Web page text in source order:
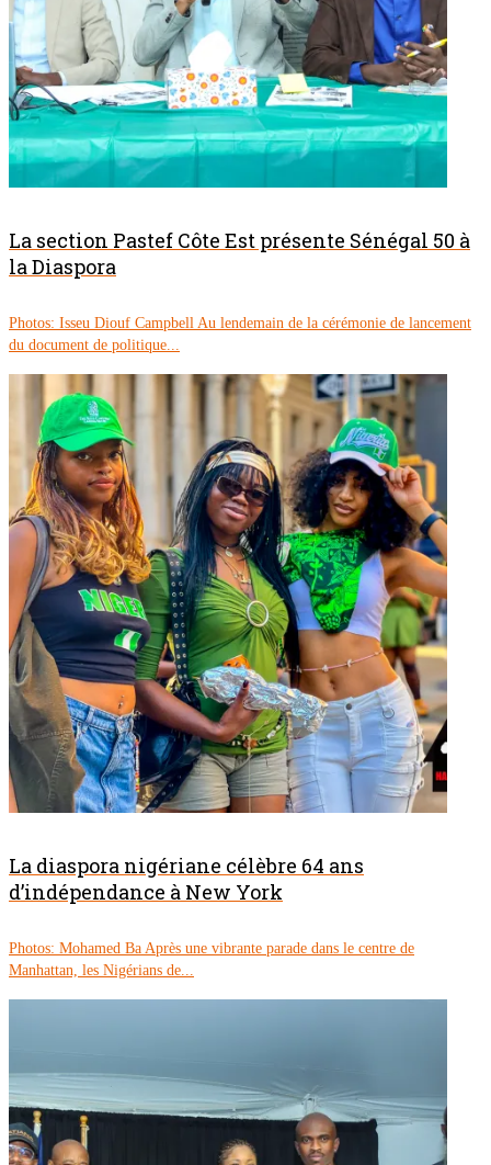
La section Pastef Côte Est présente Sénégal 50 à
la Diaspora
Photos: Isseu Diouf Campbell Au lendemain de la cérémonie de lancement
du document de politique...
La diaspora nigériane célèbre 64 ans
d’indépendance à New York
Photos: Mohamed Ba Après une vibrante parade dans le centre de
Manhattan, les Nigérians de...